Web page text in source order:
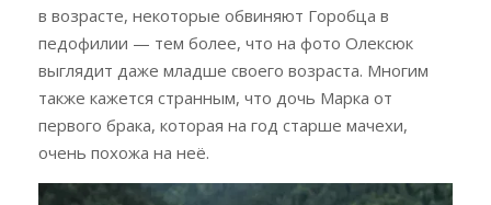
в возрасте, некоторые обвиняют Горобца в
педофилии — тем более, что на фото Олексюк
выглядит даже младше своего возраста. Многим
также кажется странным, что дочь Марка от
первого брака, которая на год старше мачехи,
очень похожа на неё.